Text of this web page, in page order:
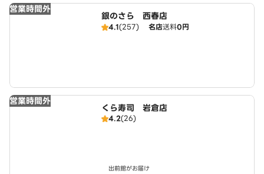
営業時間外
銀のさら 西春店
4.1(257) 名店送料0円
営業時間外
くら寿司 岩倉店
4.2(26)
出前館がお届け